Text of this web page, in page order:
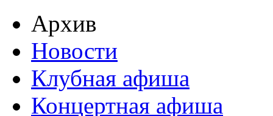
Архив
Новости
Клубная афиша
Концертная афиша